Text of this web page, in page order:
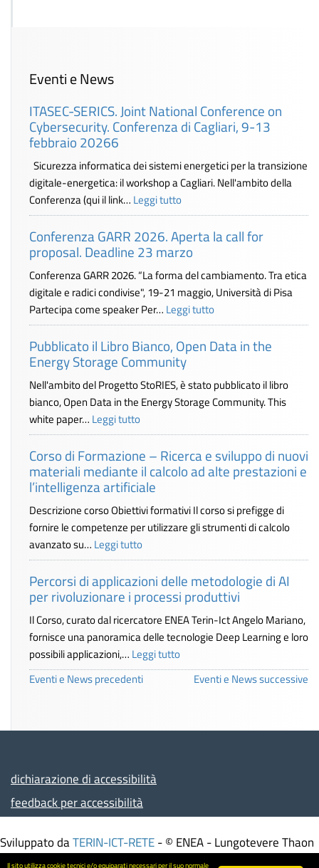
Eventi e News
ITASEC-SERICS. Joint National Conference on
Cybersecurity. Conferenza di Cagliari, 9-13
febbraio 20266
Sicurezza informatica dei sistemi energetici per la transizione
digitale-energetica: il workshop a Cagliari. Nell'ambito della
Conferenza (qui il link… Leggi tutto
Conferenza GARR 2026. Aperta la call for
proposal. Deadline 23 marzo
Conferenza GARR 2026. “La forma del cambiamento. Tra etica
digitale e radici condivise", 19-21 maggio, Università di Pisa
Partecipa come speaker Per… Leggi tutto
Pubblicato il Libro Bianco, Open Data in the
Energy Storage Community
Nell'ambito del Progetto StoRIES, è stato pubblicato il libro
bianco, Open Data in the Energy Storage Community. This
white paper… Leggi tutto
Corso di Formazione – Ricerca e sviluppo di nuovi
materiali mediante il calcolo ad alte prestazioni e
l’intelligenza artificiale
Descrizione corso Obiettivi formativi Il corso si prefigge di
fornire le competenze per utilizzare gli strumenti di calcolo
avanzato su… Leggi tutto
Percorsi di applicazioni delle metodologie di AI
per rivoluzionare i processi produttivi
Il Corso, curato dal ricercatore ENEA Terin-Ict Angelo Mariano,
fornisce una panoramica delle tecnologie Deep Learning e loro
possibili applicazioni,… Leggi tutto
Eventi e News successive
Eventi e News precedenti
dichiarazione di accessibilità
feedback per accessibilità
Sviluppato daTERIN-ICT-RETE - © ENEA - Lungotevere Thaon
di Revel, 76 - 00196 ROMA – Italia - Partita IVA
Il sito utilizza cookie tecnici e/o equiparati necessari per il suo normale